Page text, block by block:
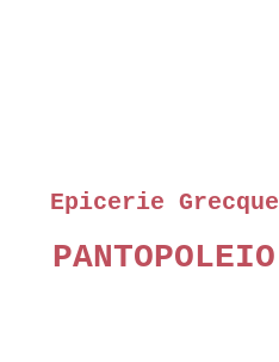
Epicerie Grecque
PANTOPOLEIO